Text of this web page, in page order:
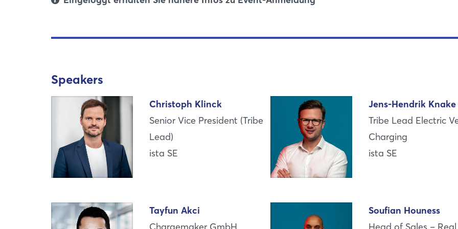
Speakers
Christoph Klinck
Senior Vice President (Tribe
Lead)
ista SE
Jens-Hendrik Knake
Tribe Lead Electric
Charging
ista SE
Tayfun Akci
Soufian Houness